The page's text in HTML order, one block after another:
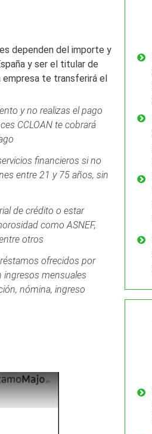
dependen del importe y
y ser el titular de
empresa te transferirá el
y no realizas el pago
CCLOAN te cobrará
financieros si no
entre 21 y 75 años, sin
de crédito o estar
como ASNEF,
otros
ofrecidos por
ingresos mensuales
nómina, ingreso